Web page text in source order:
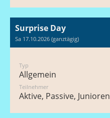
Surprise Day
Sa 17.10.2026 (ganztägig)
Typ
Allgemein
Teilnehmer
Aktive, Passive, Junioren